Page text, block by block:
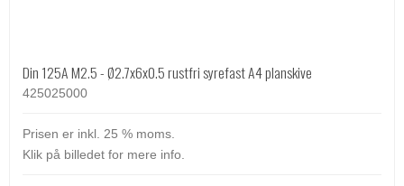
Din 125A M2.5 - Ø2.7x6x0.5 rustfri syrefast A4 planskive
425025000
Prisen er inkl. 25 % moms.
Klik på billedet for mere info.